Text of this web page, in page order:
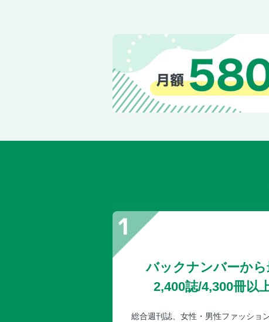
バックナンバーから
2,400誌/4,300冊以
総合週刊誌、女性・男性ファッショ